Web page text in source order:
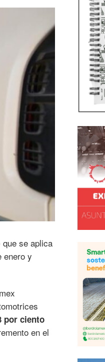
que se aplica
enero y
por ciento
en el